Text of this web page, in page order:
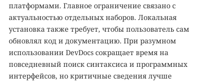
платформами. Главное ограничение связано с
актуальностью отдельных наборов. Локальная
установка также требует, чтобы пользователь сам
обновлял код и документацию. При разумном
использовании DevDocs сокращает время на
повседневный поиск синтаксиса и программных
интерфейсов, но критичные сведения лучше